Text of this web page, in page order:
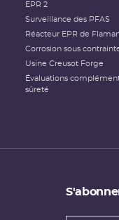
EPR 2
Surveillance des PFAS
Réacteur EPR de
Corrosion sous
Usine Creusot Forge
Évaluations
sûreté
Types de